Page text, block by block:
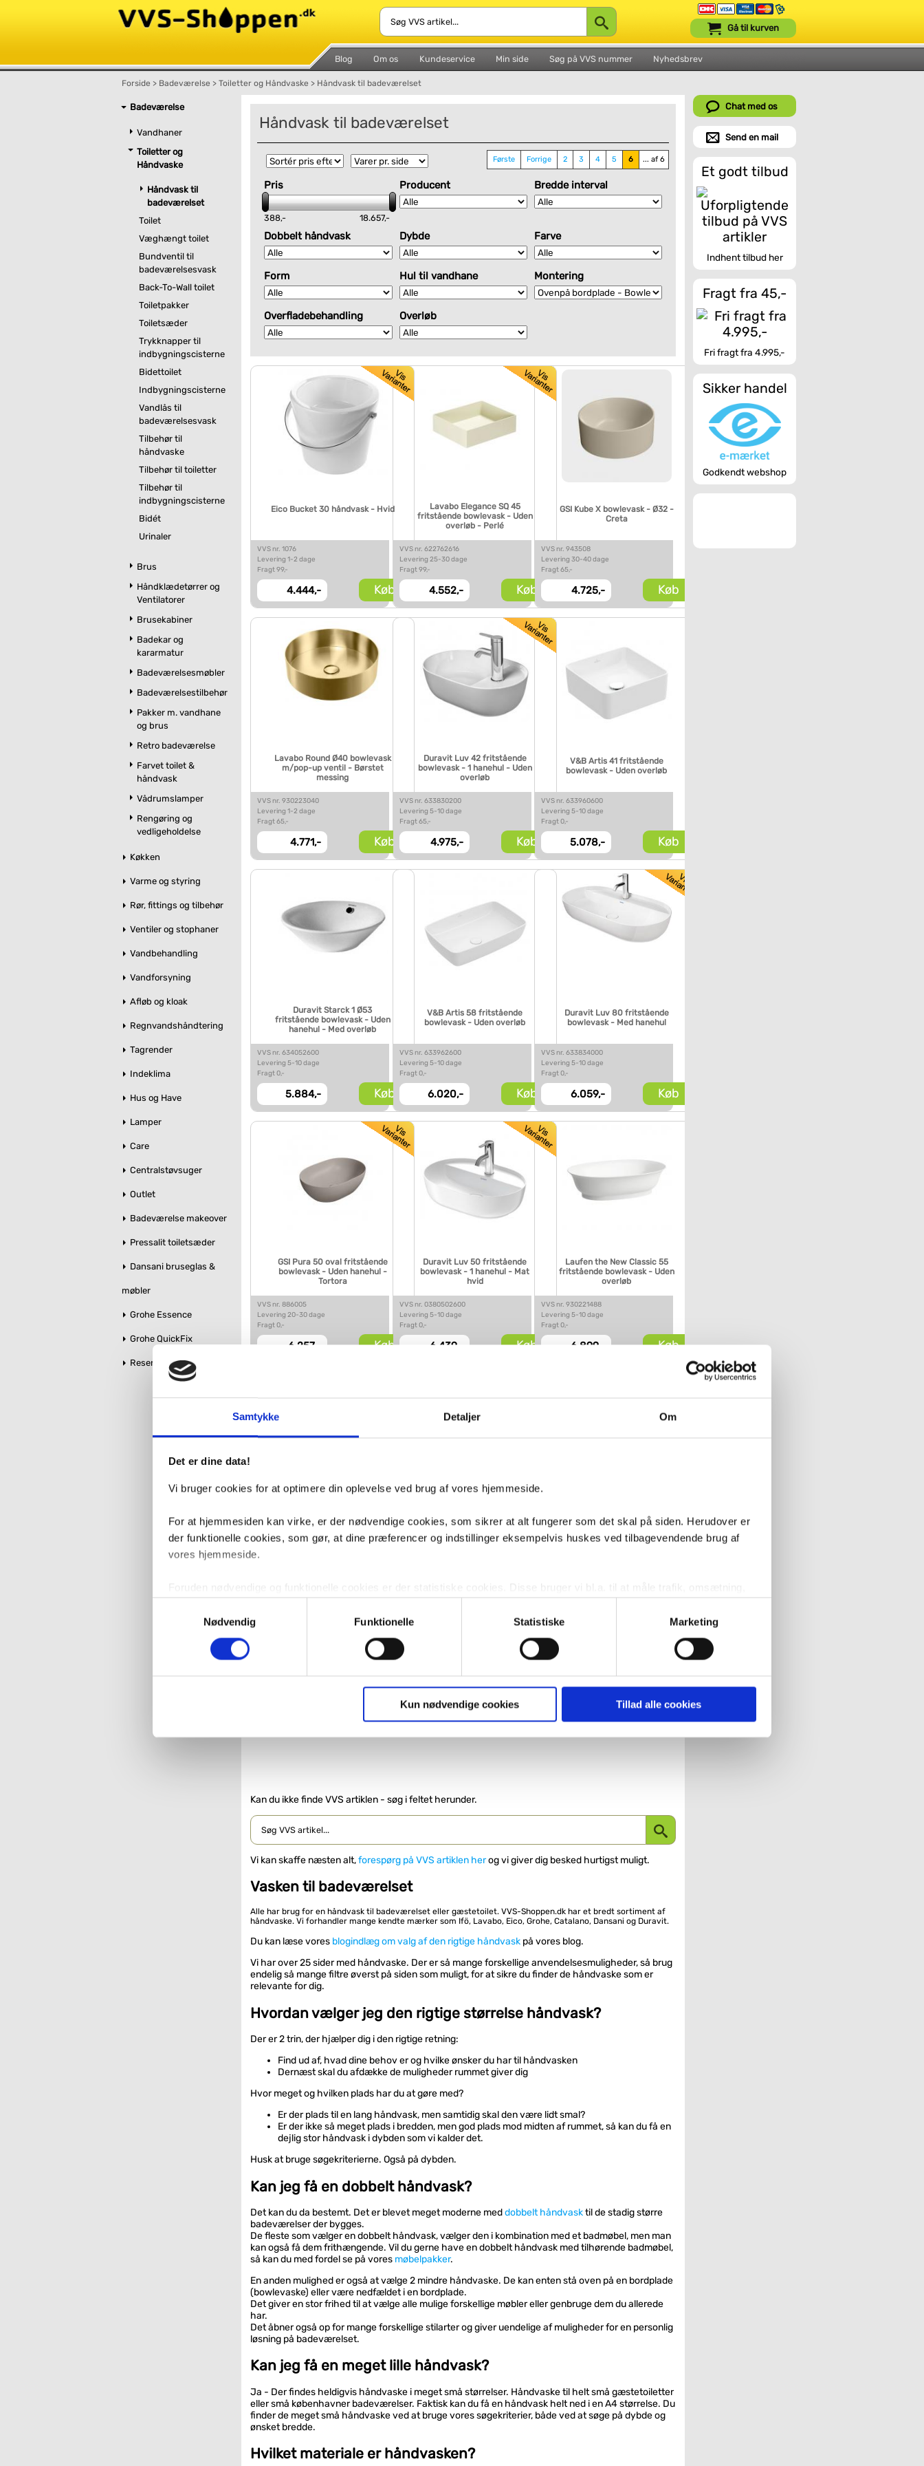
Samtykke Detaljer Om
Det er dine data!
Vi bruger cookies for at optimere din oplevelse ved brug af vores hjemmeside.
For at hjemmesiden kan virke, er der nødvendige cookies, som sikrer at alt fungerer som det skal på siden. Herudover er
der funktionelle cookies, som gør, at dine præferencer og indstillinger eksempelvis huskes ved tilbagevendende brug af
vores hjemmeside.
med henblik på annonceindhold, som giver mening for den enkelte af vores kunder.
VVS-Shoppen.dk bruger både egne cookies og tredjeparts cookies. Ved at klikke 'Vis detaljer' nedenfor kan du se hvilke
Hvis du accepterer alle cookies, så giver du samtykke til de ovenfor nævnte formål med de pågældende cookies. Du har
imidlertid også mulighed for at vælge bestemte cookie-typer til og fra nedenfor. Til enhver tid er det ligeledes muligt, at
ændre i dit samtykke, hvis du måtte ønske det.
Nødvendig
Funktionelle Statistiske Marketing
Kun nødvendige cookies Tillad alle cookies
Blog Om os Kundeservice Min side Søg på VVS nummer Nyhedsbrev
Gå til kurven
Forside > Badeværelse > Toiletter og Håndvaske > Håndvask til badeværelset
Badeværelse
Vandhaner
Toiletter og
Håndvaske
Håndvask til
badeværelset
Toilet
Væghængt toilet
Bundventil til
badeværelsesvask
Back-To-Wall toilet
Toiletpakker
Toiletsæder
Trykknapper til
indbygningscisterne
Bidettoilet
Indbygningscisterne
Vandlås til
badeværelsesvask
Tilbehør til
håndvaske
Tilbehør til toiletter
Tilbehør til
indbygningscisterne
Bidét
Urinaler
Brus
Håndklædetørrer og
Ventilatorer
Brusekabiner
Badekar og
kararmatur
Badeværelsesmøbler
Badeværelsestilbehør
Pakker m. vandhane
og brus
Retro badeværelse
Farvet toilet &
håndvask
Vådrumslamper
Rengøring og
vedligeholdelse
Køkken
Varme og styring
Rør, fittings og tilbehør
Ventiler og stophaner
Vandbehandling
Vandforsyning
Afløb og kloak
Regnvandshåndtering
Tagrender
Indeklima
Hus og Have
Lamper
Care
Centralstøvsuger
Outlet
Badeværelse makeover
Pressalit toiletsæder
Dansani bruseglas &
møbler
Grohe Essence
Grohe QuickFix
Reservedele
Håndvask til badeværelset
Første Forrige 2 3 4 5 6 ... af 6
Pris
388,- 18.657,-
Producent Bredde interval
Dobbelt håndvask Dybde Farve
Form Hul til vandhane Montering
Overfladebehandling Overløb
Eico Bucket 30 håndvask - Hvid
VVS nr. 1076
Levering 1-2 dage
Fragt 99,-
4.444,- Køb
Lavabo Elegance SQ 45
fritstående bowlevask - Uden
overløb - Perlé
VVS nr. 622762616
Levering 25-30 dage
Fragt 99,-
4.552,- Køb
GSI Kube X bowlevask - Ø32 -
Creta
VVS nr. 943508
Levering 30-40 dage
Fragt 65,-
4.725,- Køb
Lavabo Round Ø40 bowlevask
m/pop-up ventil - Børstet
messing
VVS nr. 930223040
Levering 1-2 dage
Fragt 65,-
4.771,- Køb
Duravit Luv 42 fritstående
bowlevask - 1 hanehul - Uden
overløb
VVS nr. 633830200
Levering 5-10 dage
Fragt 65,-
4.975,- Køb
V&B Artis 41 fritstående
bowlevask - Uden overløb
VVS nr. 633960600
Levering 5-10 dage
Fragt 0,-
5.078,- Køb
Duravit Starck 1 Ø53
fritstående bowlevask - Uden
hanehul - Med overløb
VVS nr. 634052600
Levering 5-10 dage
Fragt 0,-
5.884,- Køb
V&B Artis 58 fritstående
bowlevask - Uden overløb
VVS nr. 633962600
Levering 5-10 dage
Fragt 0,-
6.020,- Køb
Duravit Luv 80 fritstående
bowlevask - Med hanehul
VVS nr. 633834000
Levering 5-10 dage
Fragt 0,-
6.059,- Køb
GSI Pura 50 oval fritstående
bowlevask - Uden hanehul -
Tortora
VVS nr. 886005
Levering 20-30 dage
Fragt 0,-
6.257,- Køb
Duravit Luv 50 fritstående
bowlevask - 1 hanehul - Mat
hvid
VVS nr. 0380502600
Levering 5-10 dage
Fragt 0,-
6.439,- Køb
Laufen the New Classic 55
fritstående bowlevask - Uden
overløb
VVS nr. 930221488
Levering 5-10 dage
Fragt 0,-
6.899,- Køb
fritstående bowlevask - Uden
overløb
VVS nr. 414361RW
7.446,- Køb
Kan du ikke finde VVS artiklen - søg i feltet herunder.
Vi kan skaffe næsten alt,forespørg på VVS artiklen herog vi giver dig besked hurtigst muligt.
Vasken til badeværelset
Alle har brug for en håndvask til badeværelset eller gæstetoilet. VVS-Shoppen.dk har et bredt sortiment af
håndvaske. Vi forhandler mange kendte mærker som Ifö, Lavabo, Eico, Grohe, Catalano, Dansani og Duravit.
Du kan læse vores blogindlæg om valg af den rigtige håndvask på vores blog.
Vi har over 25 sider med håndvaske. Der er så mange forskellige anvendelsesmuligheder, så brug
endelig så mange filtre øverst på siden som muligt, for at sikre du finder de håndvaske som er
relevante for dig.
Hvordan vælger jeg den rigtige størrelse håndvask?
Der er 2 trin, der hjælper dig i den rigtige retning:
Find ud af, hvad dine behov er og hvilke ønsker du har til håndvasken
Dernæst skal du afdække de muligheder rummet giver dig
Hvor meget og hvilken plads har du at gøre med?
Er der plads til en lang håndvask, men samtidig skal den være lidt smal?
Er der ikke så meget plads i bredden, men god plads mod midten af rummet, så kan du få en
dejlig stor håndvask i dybden som vi kalder det.
Husk at bruge søgekriterierne. Også på dybden.
Kan jeg få en dobbelt håndvask?
Det kan du da bestemt. Det er blevet meget moderne meddobbelt håndvasktil de stadig større
badeværelser der bygges.
De fleste som vælger en dobbelt håndvask, vælger den i kombination med et badmøbel, men man
kan også få dem frithængende. Vil du gerne have en dobbelt håndvask med tilhørende badmøbel,
så kan du med fordel se på vores møbelpakker.
En anden mulighed er også at vælge 2 mindre håndvaske. De kan enten stå oven på en bordplade
(bowlevaske) eller være nedfældet i en bordplade.
Det giver en stor frihed til at vælge alle mulige forskellige møbler eller genbruge dem du allerede
har.
Det åbner også op for mange forskellige stilarter og giver uendelige af muligheder for en personlig
løsning på badeværelset.
Kan jeg få en meget lille håndvask?
Ja - Der findes heldigvis håndvaske i meget små størrelser. Håndvaske til helt små gæstetoiletter
eller små københavner badeværelser. Faktisk kan du få en håndvask helt ned i en A4 størrelse. Du
finder de meget små håndvaske ved at bruge vores søgekriterier, både ved at søge på dybde og
ønsket bredde.
Hvilket materiale er håndvasken?
Chat med os
Send en mail
Et godt tilbud
Indhent tilbud her
Fragt fra 45,-
Fri fragt fra 4.995,-
Sikker handel
Godkendt webshop